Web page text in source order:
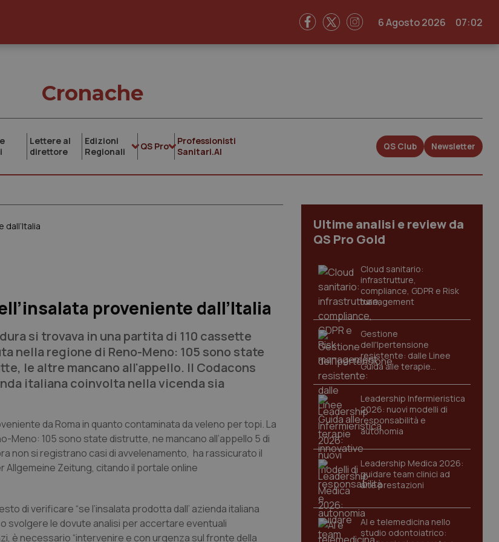
6 Agosto 2026 07:02
Cronache
Lettere al
direttore
Edizioni
Regionali
QS Pro
Professionisti
Sanitari.AI
QS Club Newsletter
dall’Italia
proveniente dall’Italia
si trovava in una partita di 110 cassette
nella regione di Reno-Meno: 105 sono state
le altre mancano all'appello. Il Codacons
italiana coinvolta nella vicenda sia
da Roma in quanto contaminata da veleno per topi. La
Meno: 105 sono state distrutte, ne mancano all’appello 5 di
non si registrano casi di avvelenamento, ha rassicurato il
Zeitung, citando il portale online
di verificare “se l’insalata prodotta dall’ azienda italiana
svolgere le dovute analisi per accertare eventuali
è necessario “intervenire e con urgenza sul fronte della
Ultime analisi e review da
QS Pro Gold
Cloud sanitario:
infrastrutture,
compliance, GDPR e Risk
management
Gestione
dell'Ipertensione
resistente: dalle Linee
Guida alle terapie
innovative
Leadership Infermieristica
2026: nuovi modelli di
responsabilità e
autonomia
Leadership Medica 2026:
guidare team clinici ad
alte prestazioni
AI e telemedicina nello
studio odontoiatrico: